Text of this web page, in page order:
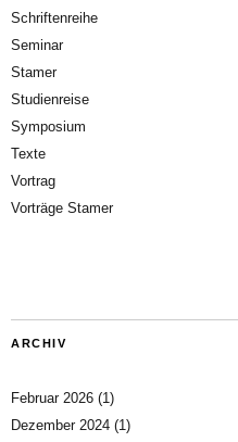
Schriftenreihe
Seminar
Stamer
Studienreise
Symposium
Texte
Vortrag
Vorträge Stamer
ARCHIV
Februar 2026 (1)
Dezember 2024 (1)